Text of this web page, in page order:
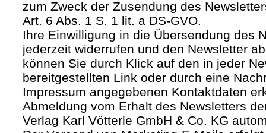
zum Zweck der Zusendung des
Art. 6 Abs. 1 S. 1 lit. a DS-GVO.
Ihre Einwilligung in die Übersendung des
jederzeit widerrufen und den Newsletter
können Sie durch Klick auf den in jeder
bereitgestellten Link oder durch eine
Impressum angegebenen Kontaktdaten
Abmeldung vom Erhalt des Newsletters
Verlag Karl Vötterle GmbH & Co. KG